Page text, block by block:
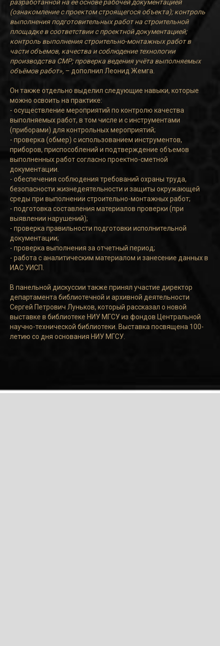
разработанной на ее основе рабочей документацией
(ознакомление с проектом строящегося объекта); контроль
выполнения подготовительных работ на строительной
площадке в соответствии с проектной документацией;
контроль выполнения строительно-монтажных работ в
части объемов, качества и соблюдение технологии
производства СМР; проверка ведения учёта выполняемых
объёмов работ», – дополнил Леонид Жемга.
Он также отдельно выделил следующие навыки, которые
можно освоить на практике:
- осуществление мероприятий по контролю качества
выполняемых работ, в том числе и с инструментами
(приборами) для контрольных мероприятий;
- проверка (обмер) с использованием инструментов,
приборов, приспособлений и подтверждение объемов
выполненных работ согласно проектно-сметной
документации.
- обеспечения соблюдения требований охраны труда,
безопасности жизнедеятельности и защиты окружающей
среды при выполнении строительно-монтажных работ;
- подготовка составления материалов проверки (при
выявлении нарушений);
- проверка правильности подготовки исполнительной
документации;
- проверка выполнения за отчетный период;
- работа с аналитическим материалом и занесение данных в
ИАС УИСП.
В панельной дискуссии также принял участие директор
департамента библиотечной и архивной деятельности
Сергей Петрович Луньков, который рассказал о новой
выставке в библиотеке НИУ МГСУ из фондов Центральной
научно-технической библиотеки. Выставка посвящена 100-
летию со дня основания НИУ МГСУ.